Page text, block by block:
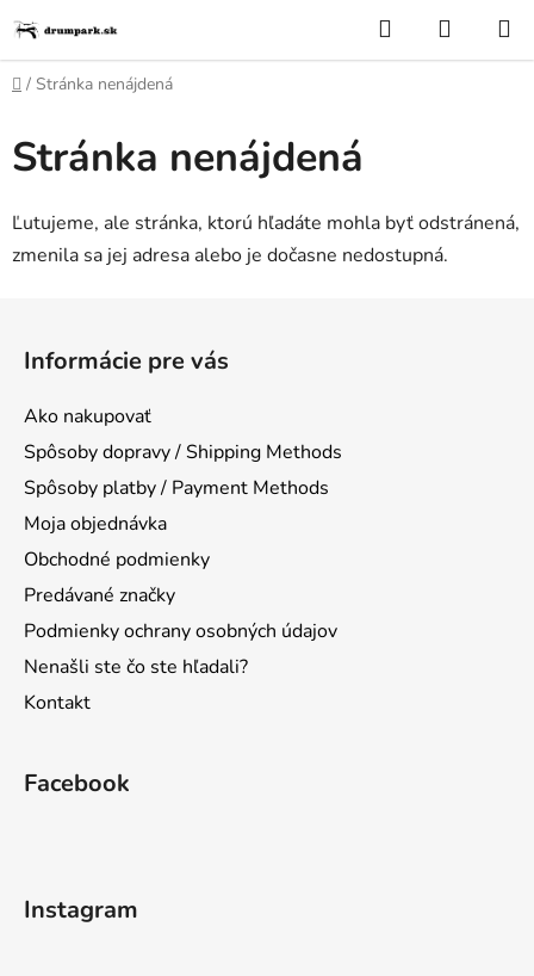
na
obsah
Hľadať
KOŠÍK
Domov
/ Stránka nenájdená
Stránka nenájdená
Ľutujeme, ale stránka, ktorú hľadáte mohla byť odstránená,
zmenila sa jej adresa alebo je dočasne nedostupná.
Informácie pre vás
Ako nakupovať
Spôsoby dopravy / Shipping Methods
Spôsoby platby / Payment Methods
Moja objednávka
Obchodné podmienky
Predávané značky
Podmienky ochrany osobných údajov
Nenašli ste čo ste hľadali?
Kontakt
Facebook
Instagram